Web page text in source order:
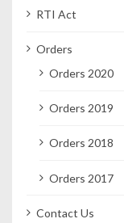
RTI Act
Orders
Orders 2020
Orders 2019
Orders 2018
Orders 2017
Contact Us